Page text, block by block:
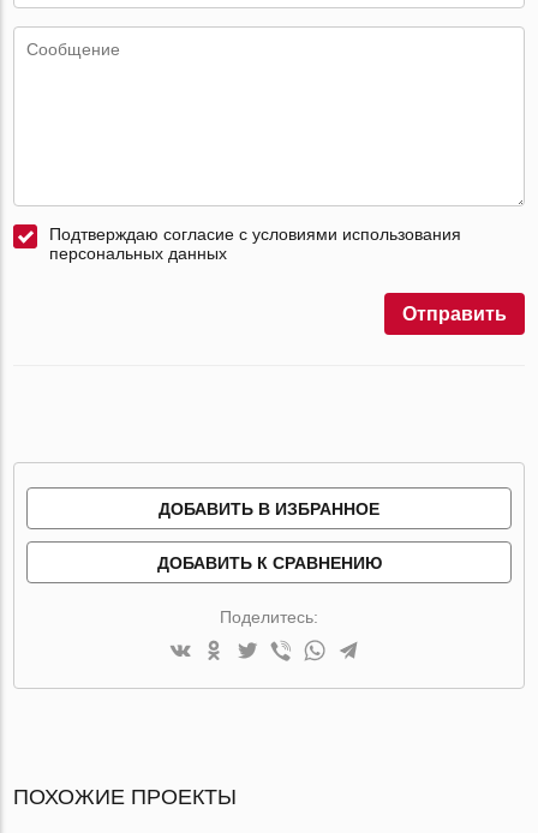
Подтверждаю согласие с условиями использования
персональных данных
Отправить
ДОБАВИТЬ В ИЗБРАННОЕ
ДОБАВИТЬ К СРАВНЕНИЮ
Поделитесь:
ПОХОЖИЕ ПРОЕКТЫ